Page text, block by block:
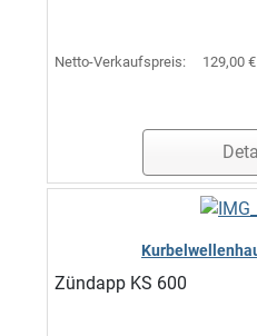
Netto-Verkaufspreis: 129,00 €
Zündapp KS 600